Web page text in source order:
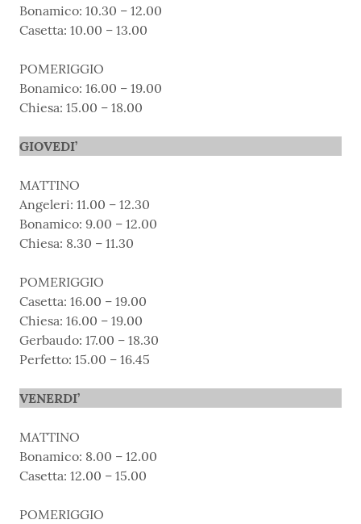
Bonamico: 10.30 – 12.00
Casetta: 10.00 – 13.00
POMERIGGIO
Bonamico: 16.00 – 19.00
Chiesa: 15.00 – 18.00
GIOVEDI’
MATTINO
Angeleri: 11.00 – 12.30
Bonamico: 9.00 – 12.00
Chiesa: 8.30 – 11.30
POMERIGGIO
Casetta: 16.00 – 19.00
Chiesa: 16.00 – 19.00
Gerbaudo: 17.00 – 18.30
Perfetto: 15.00 – 16.45
VENERDI’
MATTINO
Bonamico: 8.00 – 12.00
Casetta: 12.00 – 15.00
POMERIGGIO